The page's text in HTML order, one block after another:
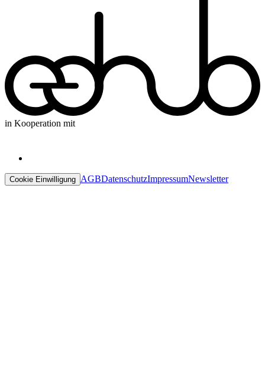
in Kooperation mit
Cookie Einwilligung AGBDatenschutzImpressumNewsletter